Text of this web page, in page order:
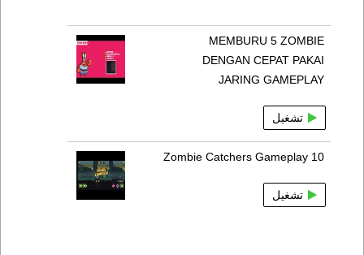
MEMBURU 5 ZOMBIE
DENGAN CEPAT PAKAI
JARING GAMEPLAY
تشغيل
Zombie Catchers Gameplay 10
تشغيل